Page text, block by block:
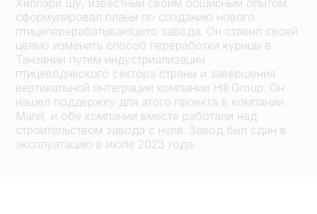
Хиллари Шу, известный своим обширным опытом,
сформулировал планы по созданию нового
птицеперерабатывающего завода. Он ставил своей
целью изменить способ переработки курицы в
Танзании путем индустриализации
птицеводческого сектора страны и завершения
вертикальной интеграции компании Hill Group. Он
нашел поддержку для этого проекта в компании
Marel, и обе компании вместе работали над
строительством завода с нуля. Завод был сдан в
эксплуатацию в июле 2023 года.